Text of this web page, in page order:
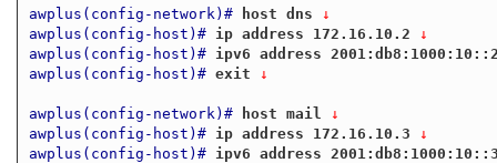
awplus(config-network)# host dns ↓
awplus(config-host)#
ip address 172.16.10.2 ↓
awplus(config-host)#
ipv6 address
awplus(config-host)# exit ↓
awplus(config-network)# host mail
↓
awplus(config-host)#
ip address 172.16.10.3 ↓
awplus(config-host)#
ipv6 address